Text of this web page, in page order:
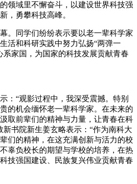
领域里不懈奋斗，以建设世界科技强
，勇攀科技高峰。
。同学们纷纷表示要以老一辈科学家
活和科研实践中努力弘扬“两弹一
系家国，为国家的科技发展贡献青春
：“观影过程中，我深受震撼。特别
的机会缅怀老一辈科学家。在未来的
取前辈们的精神与力量，让青春在科
新书院新生姜玄略表示：“作为南科大
们的精神，在这充满创新与活力的校
辜负校长的期望与学校的培养，在热
技强国建设、民族复兴伟业贡献青春